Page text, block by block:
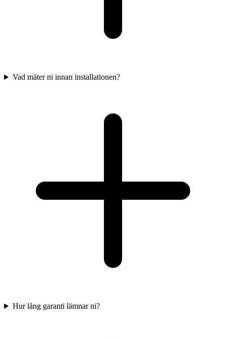
Vad mäter ni innan installationen?
Hur lång garanti lämnar ni?